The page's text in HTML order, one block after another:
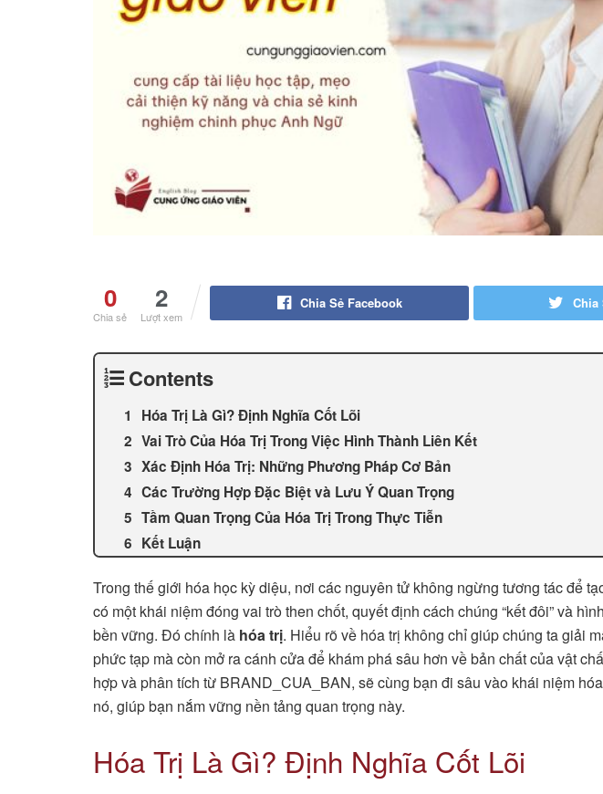
0
Chia sẻ
2
Lượt xem
Chia Sẻ Facebook Chia
Contents
Hóa Trị Là Gì? Định Nghĩa Cốt Lõi
Vai Trò Của Hóa Trị Trong Việc Hình Thành Liên Kết
Xác Định Hóa Trị: Những Phương Pháp Cơ Bản
Các Trường Hợp Đặc Biệt và Lưu Ý Quan Trọng
Tầm Quan Trọng Của Hóa Trị Trong Thực Tiễn
Kết Luận
Trong thế giới hóa học kỳ diệu, nơi các nguyên tử không ngừng tương tác để
có một khái niệm đóng vai trò then chốt, quyết định cách chúng “kết đôi” và
bền vững. Đó chính là hóa trị. Hiểu rõ về hóa trị không chỉ giúp chúng ta giải
phức tạp mà còn mở ra cánh cửa để khám phá sâu hơn về bản chất của vật
hợp và phân tích từ BRAND_CUA_BAN, sẽ cùng bạn đi sâu vào khái niệm
nó, giúp bạn nắm vững nền tảng quan trọng này.
Hóa Trị Là Gì? Định Nghĩa Cốt Lõi